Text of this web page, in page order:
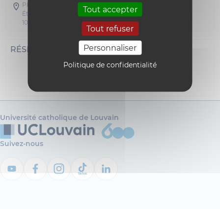
Tout accepter
Tout refuser
Personnaliser
Politique de confidentialité
PREF - Préfecture
Étage 03 Bureau 0031
1000 Bruxelles
RÉSEAUX SOCIAUX
Université catholique de Louvain
Suivez-nous